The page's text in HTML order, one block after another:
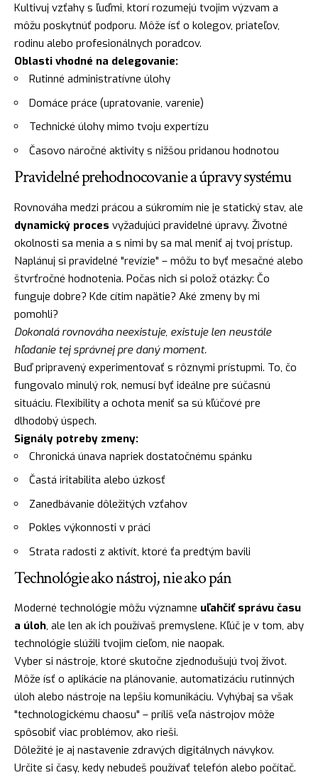
Kultivuj vzťahy s ľuďmi, ktorí rozumejú tvojim výzvam a
môžu poskytnúť podporu. Môže ísť o kolegov, priateľov,
rodinu alebo profesionálnych poradcov.
Oblasti vhodné na delegovanie:
Rutinné administratívne úlohy
Domáce práce (upratovanie, varenie)
Technické úlohy mimo tvoju expertízu
Časovo náročné aktivity s nižšou pridanou hodnotou
Pravidelné prehodnocovanie a úpravy systému
Rovnováha medzi prácou a súkromím nie je statický stav, ale
dynamický proces vyžadujúci pravidelné úpravy. Životné
okolnosti sa menia a s nimi by sa mal meniť aj tvoj prístup.
Naplánuj si pravidelné "revízie" – môžu to byť mesačné alebo
štvrťročné hodnotenia. Počas nich si polož otázky: Čo
funguje dobre? Kde cítim napätie? Aké zmeny by mi
pomohli?
Dokonalá rovnováha neexistuje, existuje len neustále
hľadanie tej správnej pre daný moment.
Buď pripravený experimentovať s rôznymi prístupmi. To, čo
fungovalo minulý rok, nemusí byť ideálne pre súčasnú
situáciu. Flexibility a ochota meniť sa sú kľúčové pre
dlhodobý úspech.
Signály potreby zmeny:
Chronická únava napriek dostatočnému spánku
Častá iritabilita alebo úzkosť
Zanedbávanie dôležitých vzťahov
Pokles výkonnosti v práci
Strata radosti z aktivít, ktoré ťa predtým bavili
Technológie ako nástroj, nie ako pán
Moderné technológie môžu významne uľahčiť správu času
a úloh, ale len ak ich používaš premyslene. Kľúč je v tom, aby
technológie slúžili tvojim cieľom, nie naopak.
Vyber si nástroje, ktoré skutočne zjednodušujú tvoj život.
Môže ísť o aplikácie na plánovanie, automatizáciu rutinných
úloh alebo nástroje na lepšiu komunikáciu. Vyhýbaj sa však
"technologickému chaosu" – príliš veľa nástrojov môže
spôsobiť viac problémov, ako rieši.
Dôležité je aj nastavenie zdravých digitálnych návykov.
Určite si časy, kedy nebudeš používať telefón alebo počítač.